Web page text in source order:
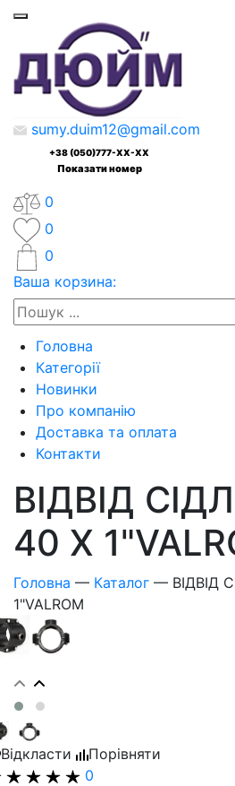
sumy.duim12@gmail.com
+38 (050)777-XX-XX
Показати номер
0
0
0
Ваша корзина:
Головна
Категорії
Новинки
Про компанію
Доставка та оплата
Контакти
ВІДВІД
40 X
Головна — Каталог — ВІДВІД
1"VALROM
Відкласти
Порівняти
0